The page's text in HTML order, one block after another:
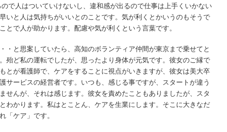
で人はついていけないし、違和感が出るので仕事は上手くいかない
いと人は気持ちがいいとのことです。気が利くとかいうのもそうで
とで人が助かります。配慮や気が利くという言葉です。
・と思案していたら、高知のボランティア仲間が東京まで乗せてと
殆ど私の運転でしたが、思ったより身体が元気です。彼女のご縁で
とが看護師で、ケアをすることに視点がいきますが、彼女は美大卒
サービスの経営者です。いつも、感じる事ですが、スタートが違う
せんが、それは感じます。彼女を責めたこともありましたが、スタ
わかります。私はとことん、ケアを生業にします。そこに大きなだ
「ケア」です。